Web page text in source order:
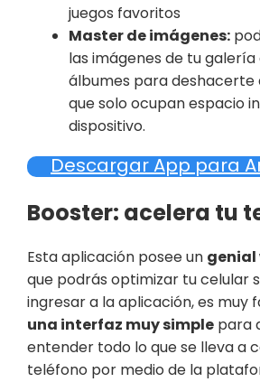
juegos favoritos
Master de imágenes:
las imágenes de tu
álbumes para deshacerte
que solo ocupan espacio
dispositivo.
Descargar App para
Booster: acelera tu
Esta aplicación posee un
que podrás optimizar tu celular
ingresar a la aplicación, es muy
una interfaz muy simple para
entender todo lo que se lleva a
teléfono por medio de la